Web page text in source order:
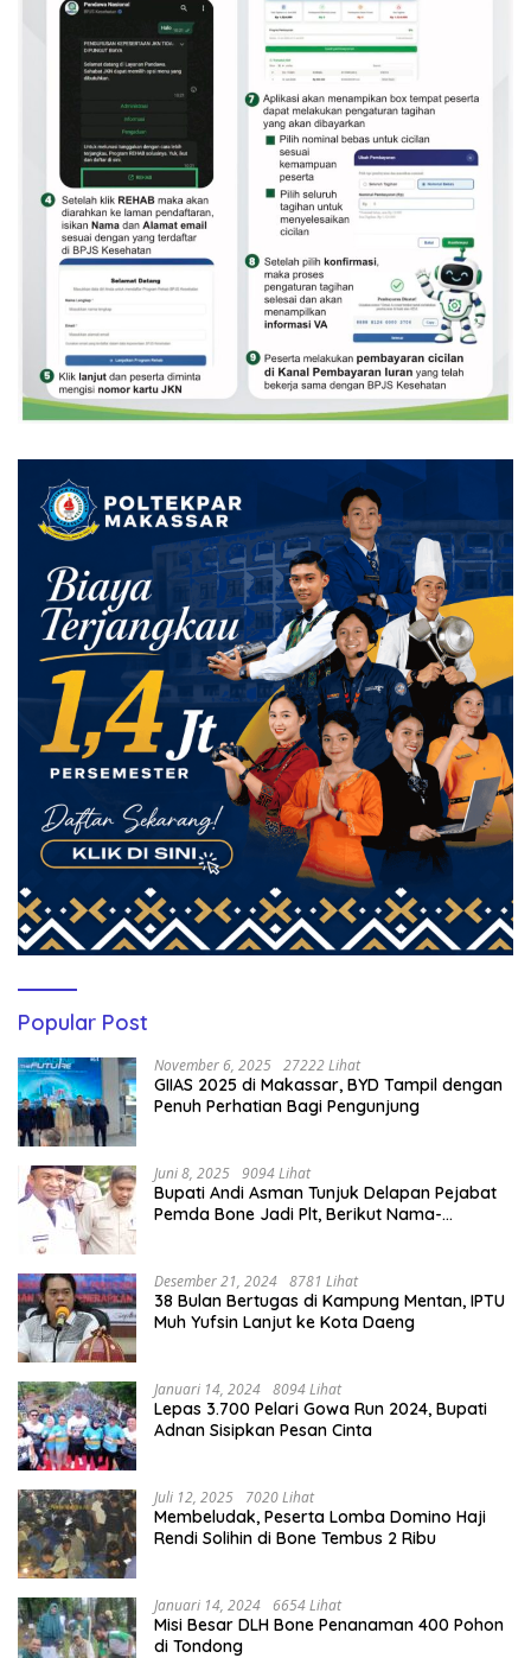
Popular Post
November 6, 2025 27222 Lihat
GIIAS 2025 di Makassar, BYD Tampil dengan
Penuh Perhatian Bagi Pengunjung
Juni 8, 2025 9094 Lihat
Bupati Andi Asman Tunjuk Delapan Pejabat
Pemda Bone Jadi Plt, Berikut Nama-
Desember 21, 2024 8781 Lihat
38 Bulan Bertugas di Kampung Mentan, IPTU
Muh Yufsin Lanjut ke Kota Daeng
Januari 14, 2024 8094 Lihat
Lepas 3.700 Pelari Gowa Run 2024, Bupati
Adnan Sisipkan Pesan Cinta
Juli 12, 2025 7020 Lihat
Membeludak, Peserta Lomba Domino Haji
Rendi Solihin di Bone Tembus 2 Ribu
Januari 14, 2024 6654 Lihat
Misi Besar DLH Bone Penanaman 400 Pohon
di Tondong